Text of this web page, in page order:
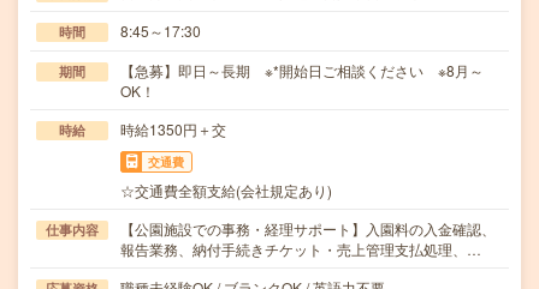
時間 8:45～17:30
期間
【急募】即日～長期 ※*開始日ご相談ください ※8月～
OK！
時給 時給1350円＋交
交通費
☆交通費全額支給(会社規定あり)
仕事内容
【公園施設での事務・経理サポート】入園料の入金確認、
報告業務、納付手続きチケット・売上管理支払処理、…